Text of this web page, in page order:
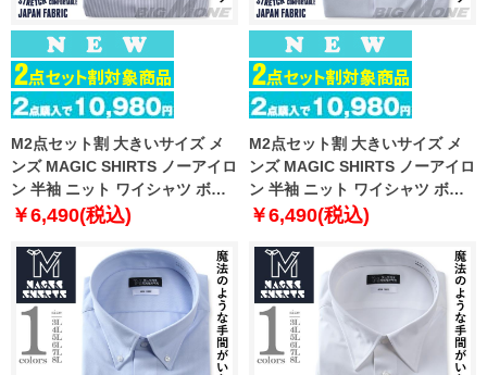
M2点セット割 大きいサイズ メ
ンズ MAGIC SHIRTS ノーアイロ
ン 半袖 ニット ワイシャツ ボタ
ンダウン 吸水速乾 ストレッチ 日
26bd
￥6,490(税込)
M2点セット割 大きいサイズ メ
ンズ MAGIC SHIRTS ノーアイロ
ン 半袖 ニット ワイシャツ ボタ
ンダウン 吸水速乾 ストレッチ 日
27bd
￥6,490(税込)